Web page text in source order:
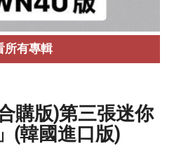
所有專輯
購版)第三張迷你
(韓國進口版)